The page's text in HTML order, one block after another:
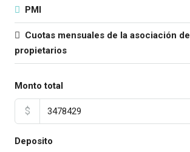
PMI
Cuotas mensuales de la asociación de
propietarios
Monto total
$
Deposito